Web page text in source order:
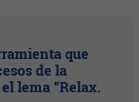
que
de la
lema “Relax.